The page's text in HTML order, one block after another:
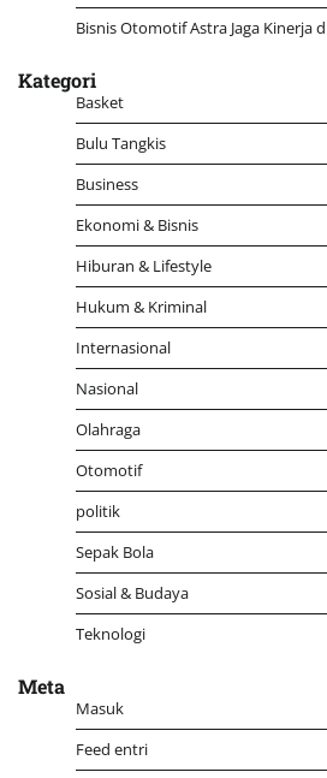
Bisnis Otomotif Astra Jaga Kinerja
Kategori
Basket
Bulu Tangkis
Business
Ekonomi & Bisnis
Hiburan & Lifestyle
Hukum & Kriminal
Internasional
Nasional
Olahraga
Otomotif
politik
Sepak Bola
Sosial & Budaya
Teknologi
Meta
Masuk
Feed entri